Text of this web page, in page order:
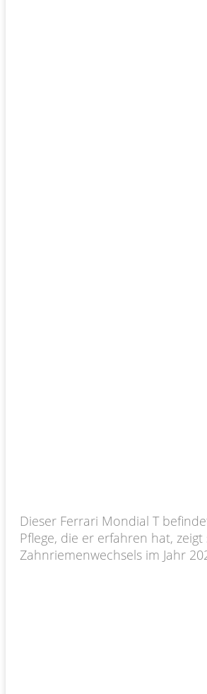
Dieser Ferrari Mondial T
Pflege, die er erfahren hat,
Zahnriemenwechsels im Jahr